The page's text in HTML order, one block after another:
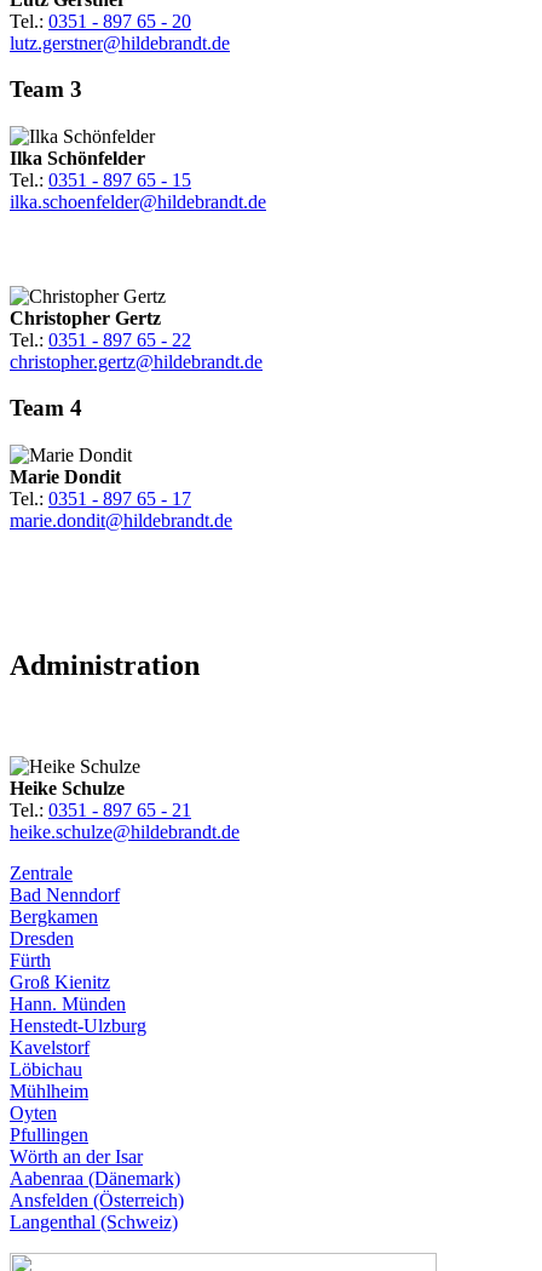
Tel.: 0351 - 897 65 - 20
lutz.gerstner@hildebrandt.de
Team 3
Ilka Schönfelder
Tel.: 0351 - 897 65 - 15
ilka.schoenfelder@hildebrandt.de
Christopher Gertz
Tel.: 0351 - 897 65 - 22
christopher.gertz@hildebrandt.de
Team 4
Marie Dondit
Tel.: 0351 - 897 65 - 17
marie.dondit@hildebrandt.de
Administration
Heike Schulze
Tel.: 0351 - 897 65 - 21
heike.schulze@hildebrandt.de
Zentrale
Bad Nenndorf
Bergkamen
Dresden
Fürth
Groß Kienitz
Hann. Münden
Henstedt-Ulzburg
Kavelstorf
Löbichau
Mühlheim
Oyten
Pfullingen
Wörth an der Isar
Aabenraa (Dänemark)
Ansfelden (Österreich)
Langenthal (Schweiz)